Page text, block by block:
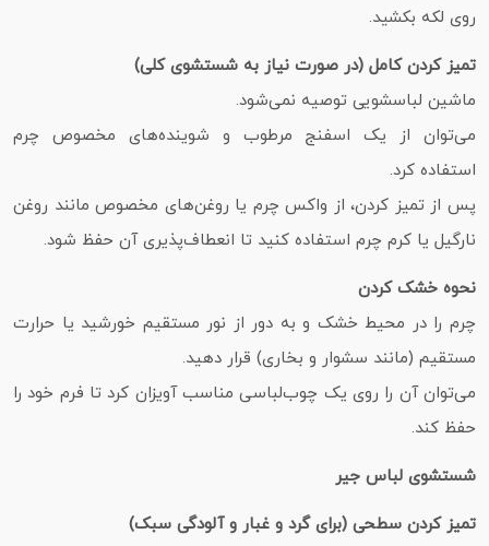
روی لکه بکشید.
تمیز کردن کامل (در صورت نیاز به شستشوی کلی)
ماشین لباسشویی توصیه نمی‌شود.
می‌توان از یک اسفنج مرطوب و شوینده‌های مخصوص چرم
استفاده کرد.
پس از تمیز کردن، از واکس چرم یا روغن‌های مخصوص مانند روغن
نارگیل یا کرم چرم استفاده کنید تا انعطاف‌پذیری آن حفظ شود.
نحوه خشک کردن
چرم را در محیط خشک و به دور از نور مستقیم خورشید یا حرارت
مستقیم (مانند سشوار و بخاری) قرار دهید.
می‌توان آن را روی یک چوب‌لباسی مناسب آویزان کرد تا فرم خود را
حفظ کند.
شستشوی لباس جیر
تمیز کردن سطحی (برای گرد و غبار و آلودگی سبک)